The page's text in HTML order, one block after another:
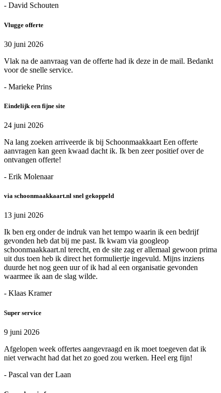
- David Schouten
Vlugge offerte
30 juni 2026
Vlak na de aanvraag van de offerte had ik deze in de mail. Bedankt
voor de snelle service.
- Marieke Prins
Eindelijk een fijne site
24 juni 2026
Na lang zoeken arriveerde ik bij Schoonmaakkaart Een offerte
aanvragen kan geen kwaad dacht ik. Ik ben zeer positief over de
ontvangen offerte!
- Erik Molenaar
via schoonmaakkaart.nl snel gekoppeld
13 juni 2026
Ik ben erg onder de indruk van het tempo waarin ik een bedrijf
gevonden heb dat bij me past. Ik kwam via googleop
schoonmaakkaart.nl terecht, en de site zag er allemaal gewoon prima
uit dus toen heb ik direct het formuliertje ingevuld. Mijns inziens
duurde het nog geen uur of ik had al een organisatie gevonden
waarmee ik aan de slag wilde.
- Klaas Kramer
Super service
9 juni 2026
Afgelopen week offertes aangevraagd en ik moet toegeven dat ik
niet verwacht had dat het zo goed zou werken. Heel erg fijn!
- Pascal van der Laan